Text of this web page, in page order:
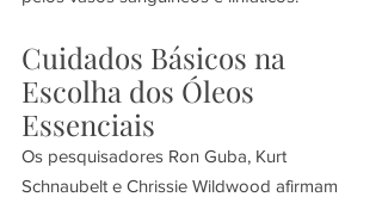
Cuidados Básicos na
Escolha dos Óleos
Essenciais
Os pesquisadores Ron Guba, Kurt
Schnaubelt e Chrissie Wildwood afirmam